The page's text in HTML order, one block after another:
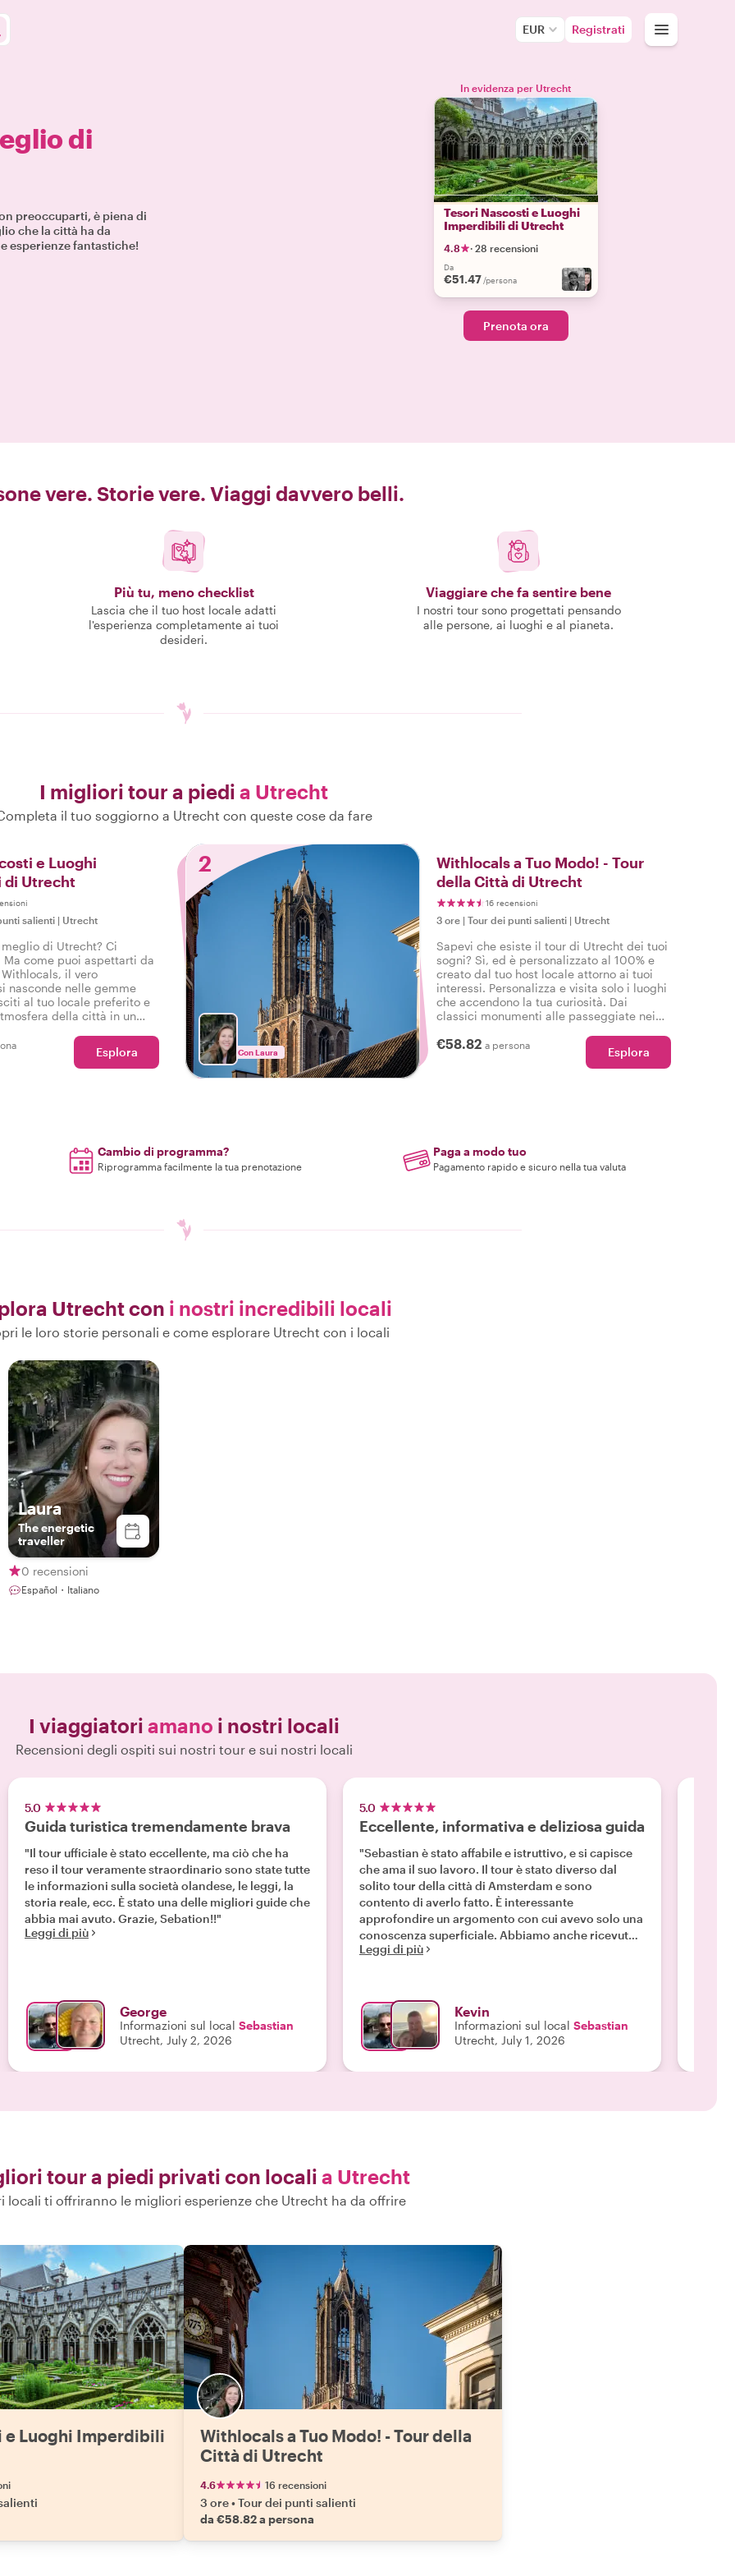
EUR Registrati
di
preoccuparti, è piena di
che la città ha da
esperienze fantastiche!
In evidenza per Utrecht
Tesori Nascosti e Luoghi
Imperdibili di Utrecht
4.8 · 28 recensioni
Da
€51.47 /persona
Prenota ora
vere. Storie vere. Viaggi davvero belli.
Più tu, meno checklist
Lascia che il tuo host locale adatti
l'esperienza completamente ai tuoi
desideri.
Viaggiare che fa sentire bene
I nostri tour sono progettati pensando
alle persone, ai luoghi e al pianeta.
I migliori tour a piedi a Utrecht
il tuo soggiorno a Utrecht con queste cose da fare
e Luoghi
di Utrecht
salienti | Utrecht
di Utrecht? Ci
Ma come puoi aspettarti da
il vero
nasconde nelle gemme
al tuo locale preferito e
della città in un
Esplora
2
Con Laura
Withlocals a Tuo Modo! - Tour
della Città di Utrecht
16 recensioni
3 ore | Tour dei punti salienti | Utrecht
Sapevi che esiste il tour di Utrecht dei tuoi
sogni? Sì, ed è personalizzato al 100% e
creato dal tuo host locale attorno ai tuoi
interessi. Personalizza e visita solo i luoghi
che accendono la tua curiosità. Dai
classici monumenti alle passeggiate nei
comando!
€58.82 a persona Esplora
Cambio di programma?
Riprogramma facilmente la tua prenotazione
Paga a modo tuo
Pagamento rapido e sicuro nella tua valuta
Utrecht con i nostri incredibili locali
le loro storie personali e come esplorare Utrecht con i locali
Laura
The energetic
traveller
0 recensioni
Español・Italiano
I viaggiatori amano i nostri locali
Recensioni degli ospiti sui nostri tour e sui nostri locali
5.0
Guida turistica tremendamente brava
"Il tour ufficiale è stato eccellente, ma ciò che ha
reso il tour veramente straordinario sono state tutte
le informazioni sulla società olandese, le leggi, la
storia reale, ecc. È stato una delle migliori guide che
abbia mai avuto. Grazie, Sebation!!"
Leggi di più
George
Informazioni sul local Sebastian
Utrecht, July 2, 2026
5.0
Eccellente, informativa e deliziosa guida
"Sebastian è stato affabile e istruttivo, e si capisce
che ama il suo lavoro. Il tour è stato diverso dal
solito tour della città di Amsterdam e sono
contento di averlo fatto. È interessante
approfondire un argomento con cui avevo solo una
conoscenza superficiale. Abbiamo anche ricevuto
un bel po' di storia della città e qualche assaggio
Leggi di più
Kevin
Informazioni sul local Sebastian
Utrecht, July 1, 2026
tour a piedi privati con locali a Utrecht
locali ti offriranno le migliori esperienze che Utrecht ha da offrire
e Luoghi Imperdibili
Withlocals a Tuo Modo! - Tour della
Città di Utrecht
4.6 16 recensioni
3 ore•Tour dei punti salienti
da €58.82 a persona